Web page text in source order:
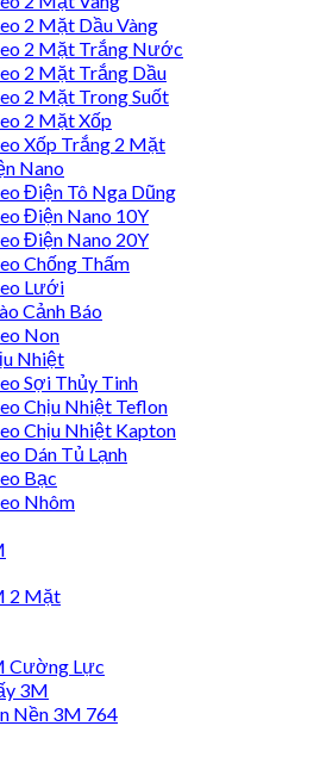
2 Mặt Dầu Vàng
2 Mặt Trắng Nước
2 Mặt Trắng Dầu
2 Mặt Trong Suốt
2 Mặt Xốp
Xốp Trắng 2 Mặt
Nano
Điện Tô Nga Dũng
Điện Nano 10Y
Điện Nano 20Y
Chống Thấm
Lưới
Cảnh Báo
Non
Nhiệt
Sợi Thủy Tinh
Chịu Nhiệt Teflon
Chịu Nhiệt Kapton
Dán Tủ Lạnh
Bạc
Nhôm
2 Mặt
Cường Lực
3M
Nền 3M 764